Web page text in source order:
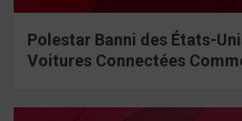
Polestar Banni des États-
Voitures Connectées